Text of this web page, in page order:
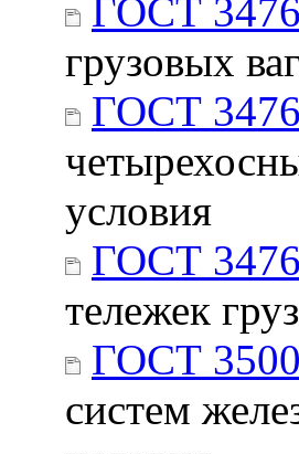
ГОСТ
грузовых
ГОСТ
условия
ГОСТ
тележек
ГОСТ
систем